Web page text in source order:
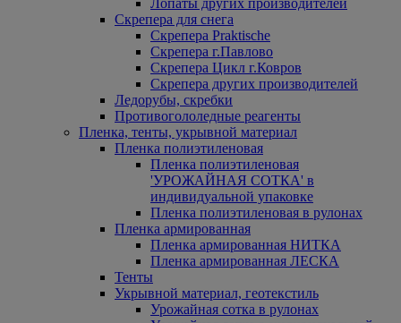
Лопаты других производителей
Скрепера для снега
Скрепера Praktische
Скрепера г.Павлово
Скрепера Цикл г.Ковров
Скрепера других производителей
Ледорубы, скребки
Противогололедные реагенты
Пленка, тенты, укрывной материал
Пленка полиэтиленовая
Пленка полиэтиленовая
'УРОЖАЙНАЯ СОТКА' в
индивидуальной упаковке
Пленка полиэтиленовая в рулонах
Пленка армированная
Пленка армированная НИТКА
Пленка армированная ЛЕСКА
Тенты
Укрывной материал, геотекстиль
Урожайная сотка в рулонах